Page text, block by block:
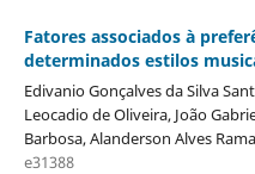
Fatores associados à
determinados estilos
Edivanio Gonçalves da Silva
Leocadio de Oliveira, João
Barbosa, Alanderson Alves
e31388